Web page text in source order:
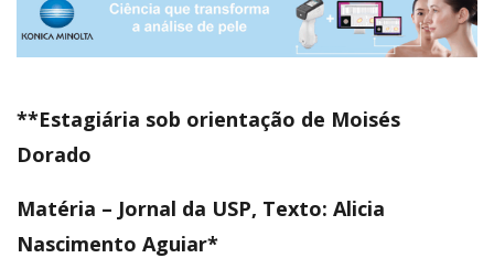
**Estagiária sob orientação de Moisés
Dorado
Matéria – Jornal da USP, Texto: Alicia
Nascimento Aguiar*